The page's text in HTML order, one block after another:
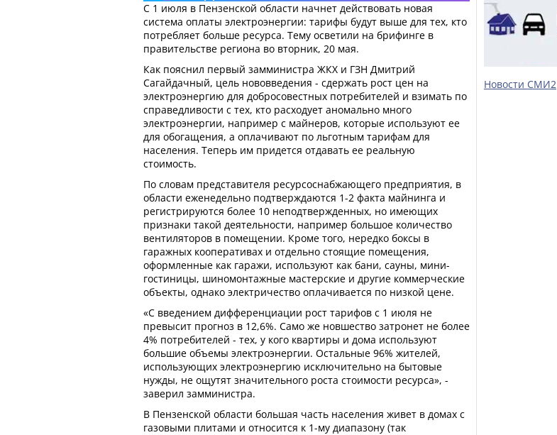
С 1 июля в Пензенской области начнет действовать новая
система оплаты электроэнергии: тарифы будут выше для тех, кто
потребляет больше ресурса. Тему осветили на брифинге в
правительстве региона во вторник, 20 мая.
Как пояснил первый замминистра ЖКХ и ГЗН Дмитрий
Сагайдачный, цель нововведения - сдержать рост цен на
электроэнергию для добросовестных потребителей и взимать по
справедливости с тех, кто расходует аномально много
электроэнергии, например с майнеров, которые используют ее
для обогащения, а оплачивают по льготным тарифам для
населения. Теперь им придется отдавать ее реальную
стоимость.
По словам представителя ресурсоснабжающего предприятия, в
области еженедельно подтверждаются 1-2 факта майнинга и
регистрируются более 10 неподтвержденных, но имеющих
признаки такой деятельности, например большое количество
вентиляторов в помещении. Кроме того, нередко боксы в
гаражных кооперативах и отдельно стоящие помещения,
оформленные как гаражи, используют как бани, сауны, мини-
гостиницы, шиномонтажные мастерские и другие коммерческие
объекты, однако электричество оплачивается по низкой цене.
«С введением дифференциации рост тарифов с 1 июля не
превысит прогноз в 12,6%. Само же новшество затронет не более
4% потребителей - тех, у кого квартиры и дома используют
большие объемы электроэнергии. Остальные 96% жителей,
использующих электроэнергию исключительно на бытовые
нужды, не ощутят значительного роста стоимости ресурса», -
заверил замминистра.
В Пензенской области большая часть населения живет в домах с
газовыми плитами и относится к 1-му диапазону (так
Новости СМИ2